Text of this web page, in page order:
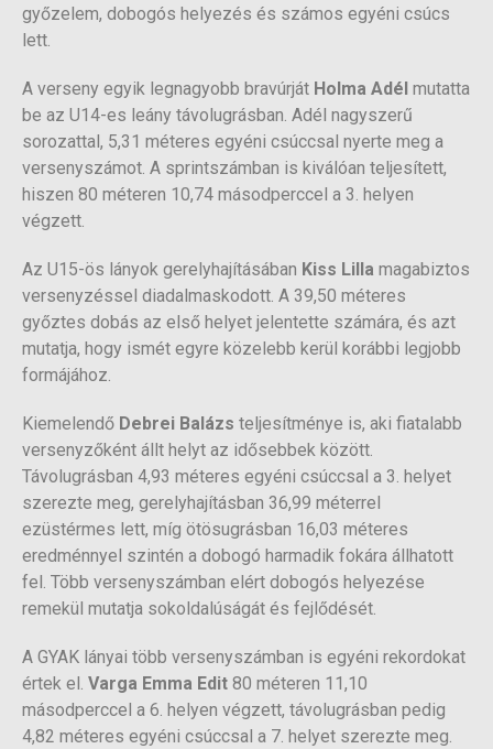
győzelem, dobogós helyezés és számos egyéni csúcs
lett.
A verseny egyik legnagyobb bravúrját Holma Adél mutatta
be az U14-es leány távolugrásban. Adél nagyszerű
sorozattal, 5,31 méteres egyéni csúccsal nyerte meg a
versenyszámot. A sprintszámban is kiválóan teljesített,
hiszen 80 méteren 10,74 másodperccel a 3. helyen
végzett.
Az U15-ös lányok gerelyhajításában Kiss Lilla magabiztos
versenyzéssel diadalmaskodott. A 39,50 méteres
győztes dobás az első helyet jelentette számára, és azt
mutatja, hogy ismét egyre közelebb kerül korábbi legjobb
formájához.
Kiemelendő Debrei Balázs teljesítménye is, aki fiatalabb
versenyzőként állt helyt az idősebbek között.
Távolugrásban 4,93 méteres egyéni csúccsal a 3. helyet
szerezte meg, gerelyhajításban 36,99 méterrel
ezüstérmes lett, míg ötösugrásban 16,03 méteres
eredménnyel szintén a dobogó harmadik fokára állhatott
fel. Több versenyszámban elért dobogós helyezése
remekül mutatja sokoldalúságát és fejlődését.
A GYAK lányai több versenyszámban is egyéni rekordokat
értek el. Varga Emma Edit 80 méteren 11,10
másodperccel a 6. helyen végzett, távolugrásban pedig
4,82 méteres egyéni csúccsal a 7. helyet szerezte meg.